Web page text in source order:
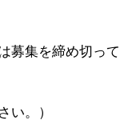
募集を締め切って
い。）